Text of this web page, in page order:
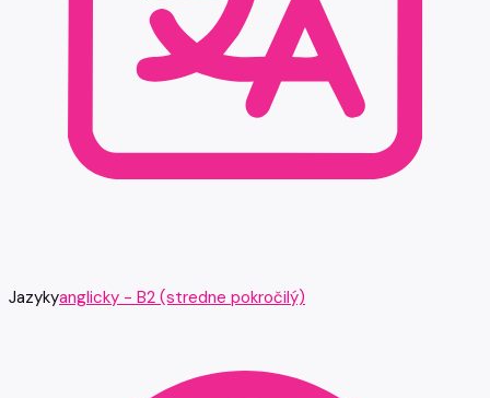
Jazykyanglicky - B2 (stredne pokročilý)